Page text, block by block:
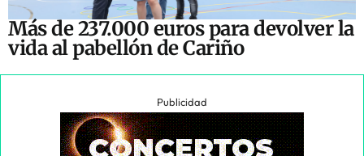
Más de 237.000 euros para devolver la
vida al pabellón de Cariño
Publicidad